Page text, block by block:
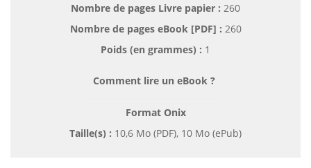
Nombre de pages Livre papier : 260
Nombre de pages eBook [PDF] : 260
Poids (en grammes) : 1
Comment lire un eBook ?
Format Onix
Taille(s) : 10,6 Mo (PDF), 10 Mo (ePub)